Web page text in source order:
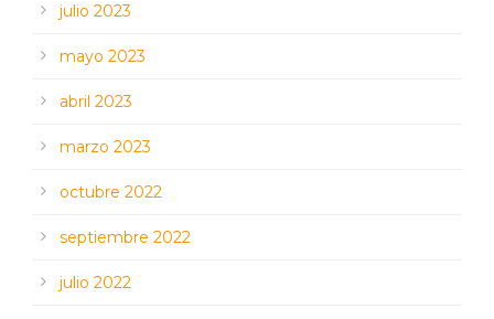
julio 2023
mayo 2023
abril 2023
marzo 2023
octubre 2022
septiembre 2022
julio 2022